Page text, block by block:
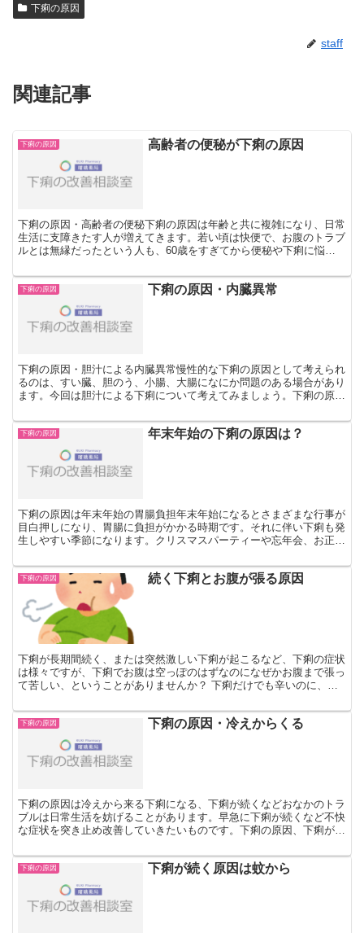
下痢の原因
staff
関連記事
下痢の原因 高齢者の便秘が下痢の原因
下痢の原因・高齢者の便秘下痢の原因は年齢と共に複雑になり、日常
生活に支障きたす人が増えてきます。若い頃は快便で、お腹のトラブ
ルとは無縁だったという人も、60歳をすぎてから便秘や下痢に悩ん
下痢の原因 下痢の原因・内臓異常
下痢の原因・胆汁による内臓異常慢性的な下痢の原因として考えられ
るのは、すい臓、胆のう、小腸、大腸になにか問題のある場合があり
ます。今回は胆汁による下痢について考えてみましょう。下痢の原因
下痢の原因 年末年始の下痢の原因は？
下痢の原因は年末年始の胃腸負担年末年始になるとさまざまな行事が
目白押しになり、胃腸に負担がかかる時期です。それに伴い下痢も発
生しやすい季節になります。クリスマスパーティーや忘年会、お正月
下痢の原因 続く下痢とお腹が張る原因
下痢が長期間続く、または突然激しい下痢が起こるなど、下痢の症状
は様々ですが、下痢でお腹は空っぽのはずなのになぜかお腹まで張っ
て苦しい、ということがありませんか？ 下痢だけでも辛いのに、そ
下痢の原因 下痢の原因・冷えからくる
下痢の原因は冷えから来る下痢になる、下痢が続くなどおなかのトラ
ブルは日常生活を妨げることがあります。早急に下痢が続くなど不快
な症状を突き止め改善していきたいものです。下痢の原因、下痢が続
下痢の原因 下痢が続く原因は蚊から